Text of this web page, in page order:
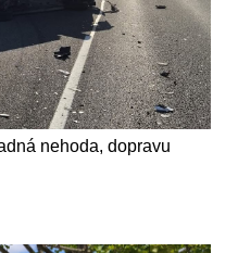
nehoda, dopravu